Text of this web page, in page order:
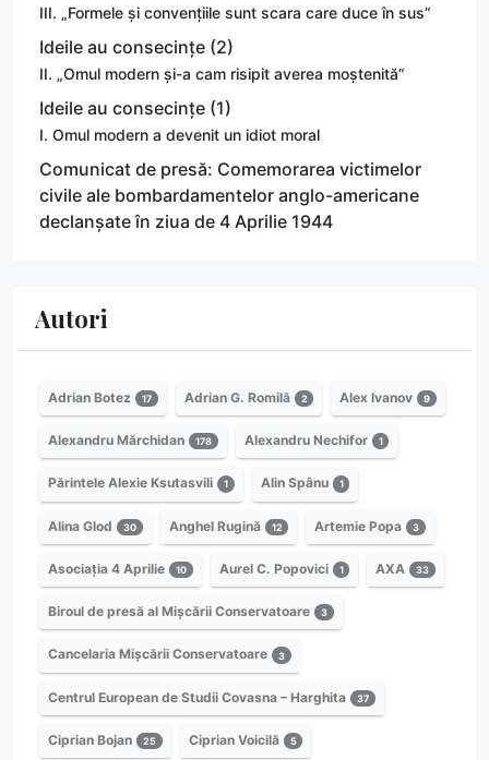
III. „Formele și convențiile sunt scara care duce în sus”
Ideile au consecințe (2)
II. „Omul modern și-a cam risipit averea moștenită”
Ideile au consecințe (1)
I. Omul modern a devenit un idiot moral
Comunicat de presă: Comemorarea victimelor
civile ale bombardamentelor anglo-americane
declanșate în ziua de 4 Aprilie 1944
Autori
Adrian Botez 17 Adrian G. Romilă 2 Alex Ivanov 9
Alexandru Mărchidan 178 Alexandru Nechifor 1
Părintele Alexie Ksutasvili 1 Alin Spânu 1
Alina Glod 30 Anghel Rugină 12 Artemie Popa 3
Asociația 4 Aprilie 10 Aurel C. Popovici 1 AXA 33
Biroul de presă al Mișcării Conservatoare 3
Cancelaria Mișcării Conservatoare 3
Centrul European de Studii Covasna – Harghita 37
Ciprian Bojan 25 Ciprian Voicilă 5